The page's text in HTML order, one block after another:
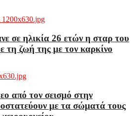
σε ηλικία 26 ετών η σταρ του
ζωή της με τον καρκίνο
από τον σεισμό στην
με τα σώματά τους